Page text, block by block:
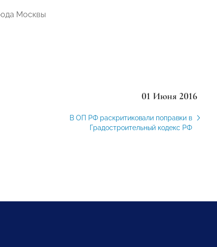
Москвы
01 Июня 2016
В ОП РФ раскритиковали поправки в
Градостроительный кодекс РФ